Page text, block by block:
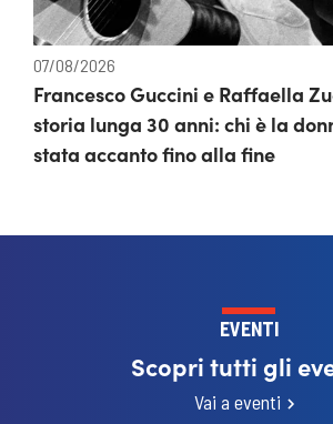
07/08/2026
Francesco Guccini e Raffaella
storia lunga 30 anni: chi è la
stata accanto fino alla fine
EVENTI
Scopri tutti gli
Vai a eventi